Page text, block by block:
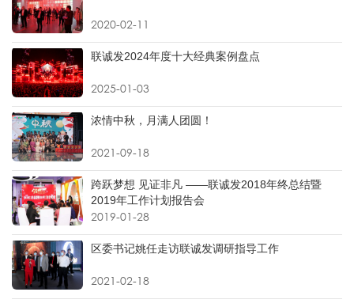
2020-02-11
联诚发2024年度十大经典案例盘点
2025-01-03
浓情中秋，月满人团圆！
2021-09-18
跨跃梦想 见证非凡 ——联诚发2018年终总结暨
2019年工作计划报告会
2019-01-28
区委书记姚任走访联诚发调研指导工作
2021-02-18